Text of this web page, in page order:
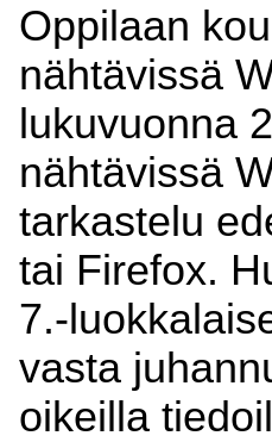
Oppilaan
nähtävissä
lukuvuonna
nähtävissä
tarkastelu
tai Firefox.
7.-
vasta
oikeilla